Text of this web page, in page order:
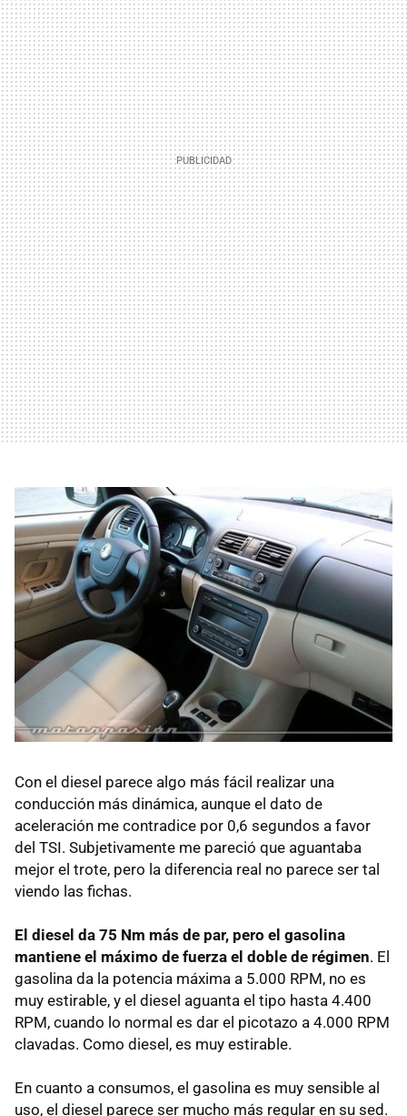
Con el diesel parece algo más fácil realizar una
conducción más dinámica, aunque el dato de
aceleración me contradice por 0,6 segundos a favor
del TSI. Subjetivamente me pareció que aguantaba
mejor el trote, pero la diferencia real no parece ser tal
viendo las fichas.
El diesel da 75 Nm más de par, pero el gasolina
mantiene el máximo de fuerza el doble de régimen. El
gasolina da la potencia máxima a 5.000 RPM, no es
muy estirable, y el diesel aguanta el tipo hasta 4.400
RPM, cuando lo normal es dar el picotazo a 4.000 RPM
clavadas. Como diesel, es muy estirable.
En cuanto a consumos, el gasolina es muy sensible al
uso, el diesel parece ser mucho más regular en su sed.